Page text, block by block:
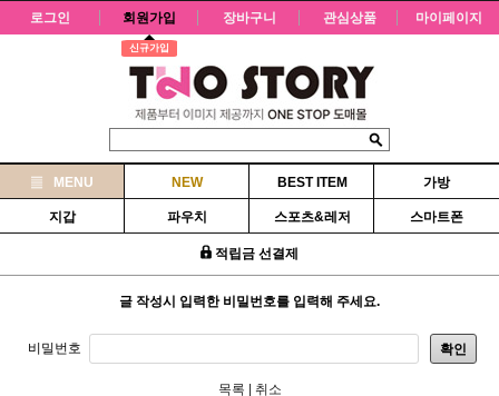
로그인 회원가입
신규가입
장바구니 관심상품 마이페이지
MENU NEW BEST ITEM 가방
지갑 파우치 스포츠&레저 스마트폰
적립금 선결제
글 작성시 입력한 비밀번호를 입력해 주세요.
비밀번호 확인
목록 취소